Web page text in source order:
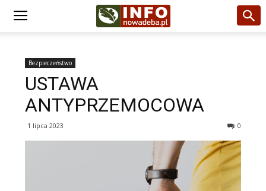
Bezpieczeństwo
USTAWA
ANTYPRZEMOCOWA
1 lipca 2023 0